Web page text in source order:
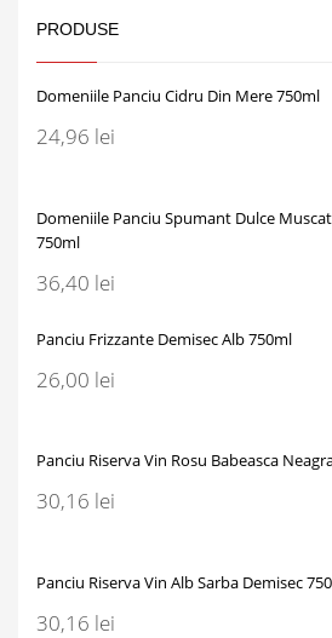
PRODUSE
Domeniile Panciu Cidru Din Mere 750ml
24,96 lei
Domeniile Panciu Spumant Dulce
750ml
36,40 lei
Panciu Frizzante Demisec Alb 750ml
26,00 lei
Panciu Riserva Vin Rosu Babeasca
30,16 lei
Panciu Riserva Vin Alb Sarba Demisec
30,16 lei